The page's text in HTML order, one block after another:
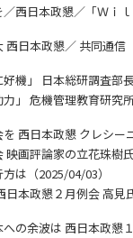
西日本政懇／「Ｗ
日本政懇／ 共同通
機」 日本総研調査部
危機管理教育研究
西日本政懇 クレシー
画評論家の立花珠樹
は（2025/04/03）
本政懇２月例会 高見
の余波は 西日本政懇